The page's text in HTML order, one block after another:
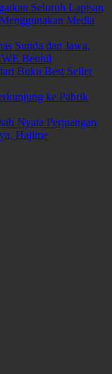
Seluruh Lapisan
Media
Sunda dan Jawa,
Benhil
Buku Best Seller
ke Pabrik
Nyata Perjuangan
Hajime